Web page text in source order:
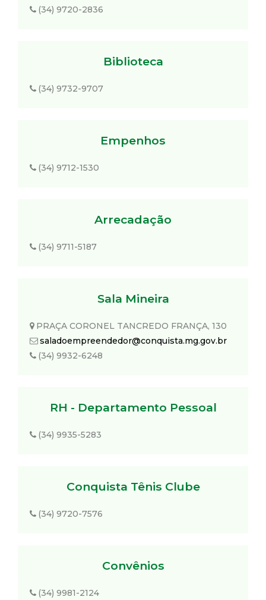
(34) 9720-2836
Biblioteca
(34) 9732-9707
Empenhos
(34) 9712-1530
Arrecadação
(34) 9711-5187
Sala Mineira
PRAÇA CORONEL TANCREDO FRANÇA, 130
saladoempreendedor@conquista.mg.gov.br
(34) 9932-6248
RH - Departamento Pessoal
(34) 9935-5283
Conquista Tênis Clube
(34) 9720-7576
Convênios
(34) 9981-2124